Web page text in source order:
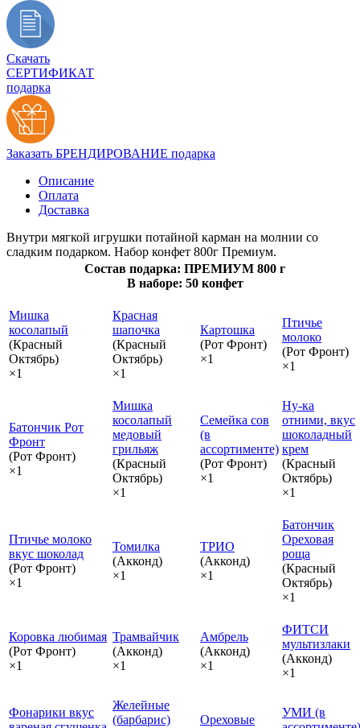
Скачать
СЕРТИФИКАТ
подарка
Заказать БРЕНДИРОВАНИЕ подарка
Описание
Оплата
Доставка
Внутри мягкой игрушки потайной карман на молнии со
сладким подарком. Набор конфет 800г Премиум.
Состав подарка: ПРЕМИУМ 800 г
В наборе: 50 конфет
Мишка
косолапый
(Красный
Октябрь)
×1
Красная
шапочка
(Красный
Октябрь)
×1
Картошка
(Рот Фронт)
×1
Птичье
молоко
(Рот Фронт)
×1
Батончик Рот
Фронт
(Рот Фронт)
×1
Мишка
косолапый
медовый
грильяж
(Красный
Октябрь)
×1
Семейка сов
(в
ассортименте)
(Рот Фронт)
×1
Ну-ка
отними, вкус
шоколадный
крем
(Красный
Октябрь)
×1
Птичье молоко
вкус шоколад
(Рот Фронт)
×1
Томилка
(Акконд)
×1
ТРИО
(Акконд)
×1
Батончик
Ореховая
роща
(Красный
Октябрь)
×1
Коровка любимая
(Рот Фронт)
×1
Трамвайчик
(Акконд)
×1
Амбрель
(Акконд)
×1
ФИТСИ
мультизлаки
(Акконд)
×1
Фонарики вкус
Желейные
(барбарис)
Ореховые
УМИ (в